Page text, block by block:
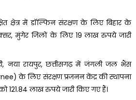
क्षेत्र में डॉल्फिन संरक्षण के लिए बिहार के
मुंगेर जिलों के लिए 19 लाख रुपये जारी
नया रायपुर, छत्तीसगढ़ में जंगली जल भैंस
के लिए संरक्षण प्रजनन केंद्र की स्थापना
121.84 लाख रुपये जारी किए गए हैं।